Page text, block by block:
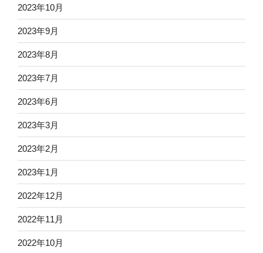
2023年10月
2023年9月
2023年8月
2023年7月
2023年6月
2023年3月
2023年2月
2023年1月
2022年12月
2022年11月
2022年10月